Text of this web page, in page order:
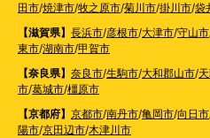
田市/焼津市/牧之原市/菊川市/掛川市/袋
【滋賀県】 長浜市/彦根市/大津市/守山市
東市/湖南市/甲賀市
【奈良県】 奈良市/生駒市/大和郡山市/
市/葛城市/橿原市
【京都府】 京都市/南丹市/亀岡市/向日市
陽市/京田辺市/木津川市